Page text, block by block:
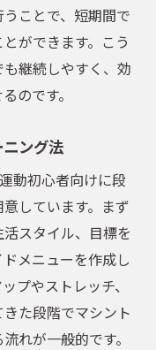
ことで、短期間で
ができます。こう
継続しやすく、効
のです。
ング法
動初心者向けに段
しています。まず
スタイル、目標を
メニューを作成し
プやストレッチ、
た段階でマシント
れが一般的です。